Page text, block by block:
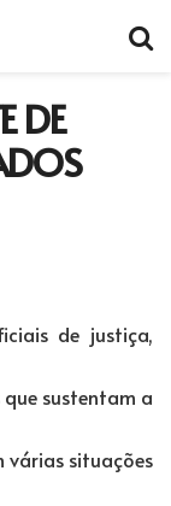
DE
de justiça,
sustentam a
situações